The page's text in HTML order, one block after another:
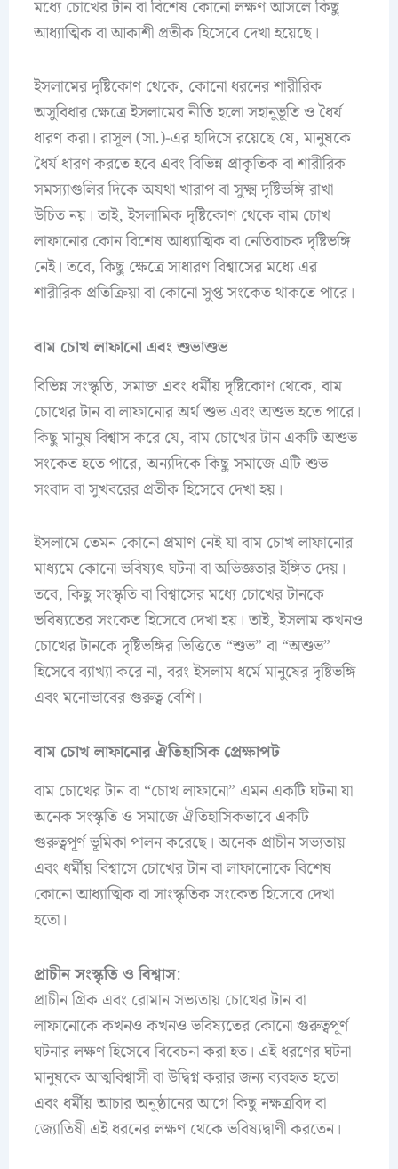
মধ্যে চোখের টান বা বিশেষ কোনো লক্ষণ আসলে কিছু
আধ্যাত্মিক বা আকাশী প্রতীক হিসেবে দেখা হয়েছে।
ইসলামের দৃষ্টিকোণ থেকে, কোনো ধরনের শারীরিক
অসুবিধার ক্ষেত্রে ইসলামের নীতি হলো সহানুভূতি ও ধৈর্য
ধারণ করা। রাসূল (সা.)-এর হাদিসে রয়েছে যে, মানুষকে
ধৈর্য ধারণ করতে হবে এবং বিভিন্ন প্রাকৃতিক বা শারীরিক
সমস্যাগুলির দিকে অযথা খারাপ বা সুক্ষ্ম দৃষ্টিভঙ্গি রাখা
উচিত নয়। তাই, ইসলামিক দৃষ্টিকোণ থেকে বাম চোখ
লাফানোর কোন বিশেষ আধ্যাত্মিক বা নেতিবাচক দৃষ্টিভঙ্গি
নেই। তবে, কিছু ক্ষেত্রে সাধারণ বিশ্বাসের মধ্যে এর
শারীরিক প্রতিক্রিয়া বা কোনো সুপ্ত সংকেত থাকতে পারে।
বাম চোখ লাফানো এবং শুভাশুভ
বিভিন্ন সংস্কৃতি, সমাজ এবং ধর্মীয় দৃষ্টিকোণ থেকে, বাম
চোখের টান বা লাফানোর অর্থ শুভ এবং অশুভ হতে পারে।
কিছু মানুষ বিশ্বাস করে যে, বাম চোখের টান একটি অশুভ
সংকেত হতে পারে, অন্যদিকে কিছু সমাজে এটি শুভ
সংবাদ বা সুখবরের প্রতীক হিসেবে দেখা হয়।
ইসলামে তেমন কোনো প্রমাণ নেই যা বাম চোখ লাফানোর
মাধ্যমে কোনো ভবিষ্যৎ ঘটনা বা অভিজ্ঞতার ইঙ্গিত দেয়।
তবে, কিছু সংস্কৃতি বা বিশ্বাসের মধ্যে চোখের টানকে
ভবিষ্যতের সংকেত হিসেবে দেখা হয়। তাই, ইসলাম কখনও
চোখের টানকে দৃষ্টিভঙ্গির ভিত্তিতে “শুভ” বা “অশুভ”
হিসেবে ব্যাখ্যা করে না, বরং ইসলাম ধর্মে মানুষের দৃষ্টিভঙ্গি
এবং মনোভাবের গুরুত্ব বেশি।
বাম চোখ লাফানোর ঐতিহাসিক প্রেক্ষাপট
বাম চোখের টান বা “চোখ লাফানো” এমন একটি ঘটনা যা
অনেক সংস্কৃতি ও সমাজে ঐতিহাসিকভাবে একটি
গুরুত্বপূর্ণ ভূমিকা পালন করেছে। অনেক প্রাচীন সভ্যতায়
এবং ধর্মীয় বিশ্বাসে চোখের টান বা লাফানোকে বিশেষ
কোনো আধ্যাত্মিক বা সাংস্কৃতিক সংকেত হিসেবে দেখা
হতো।
প্রাচীন সংস্কৃতি ও বিশ্বাস:
প্রাচীন গ্রিক এবং রোমান সভ্যতায় চোখের টান বা
লাফানোকে কখনও কখনও ভবিষ্যতের কোনো গুরুত্বপূর্ণ
ঘটনার লক্ষণ হিসেবে বিবেচনা করা হত। এই ধরণের ঘটনা
মানুষকে আত্মবিশ্বাসী বা উদ্বিগ্ন করার জন্য ব্যবহৃত হতো
এবং ধর্মীয় আচার অনুষ্ঠানের আগে কিছু নক্ষত্রবিদ বা
জ্যোতিষী এই ধরনের লক্ষণ থেকে ভবিষ্যদ্বাণী করতেন।